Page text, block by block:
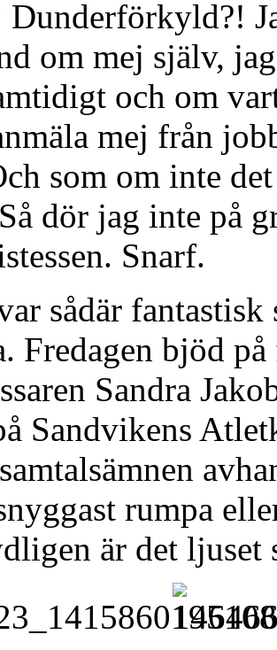
om mej själv,
och om
mej från
som om inte
dör jag inte på
Snarf.
sådär
Fredagen bjöd
Sandra
Sandvikens
rumpa
är det